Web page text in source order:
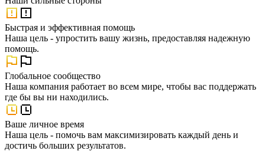
Быстрая и эффективная помощь
Наша цель - упростить вашу жизнь, предоставляя надежную
помощь.
Глобальное сообщество
Наша компания работает во всем мире, чтобы вас поддержать
где бы вы ни находились.
Ваше личное время
Наша цель - помочь вам максимизировать каждый день и
достичь больших результатов.